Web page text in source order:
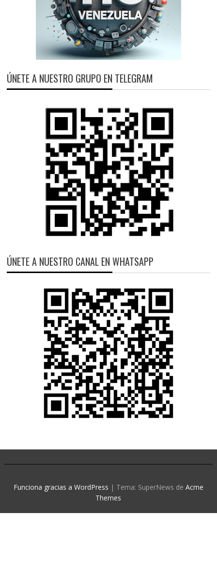
ÚNETE A NUESTRO GRUPO EN TELEGRAM
ÚNETE A NUESTRO CANAL EN WHATSAPP
Funciona gracias a WordPress | Tema: SuperNews de Acme
Themes